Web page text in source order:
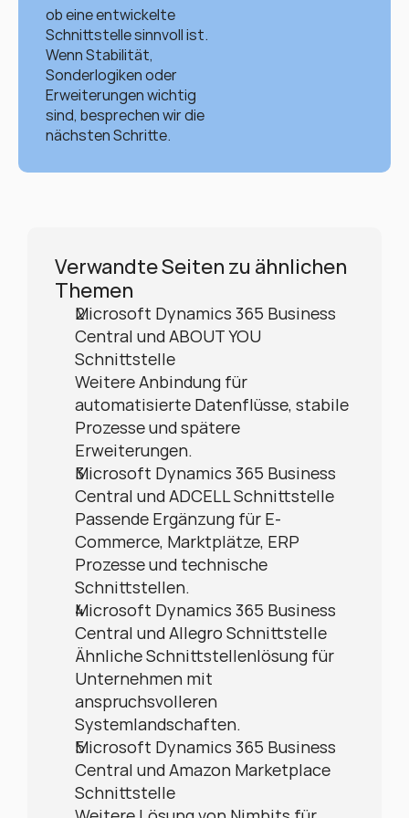
ob eine entwickelte
Schnittstelle sinnvoll ist.
Wenn Stabilität,
Sonderlogiken oder
Erweiterungen wichtig
sind, besprechen wir die
nächsten Schritte.
Verwandte Seiten zu ähnlichen
Themen
Microsoft Dynamics 365 Business
Central und ABOUT YOU
Schnittstelle
Weitere Anbindung für
automatisierte Datenflüsse, stabile
Prozesse und spätere
Erweiterungen.
Microsoft Dynamics 365 Business
Central und ADCELL Schnittstelle
Passende Ergänzung für E-
Commerce, Marktplätze, ERP
Prozesse und technische
Schnittstellen.
Microsoft Dynamics 365 Business
Central und Allegro Schnittstelle
Ähnliche Schnittstellenlösung für
Unternehmen mit
anspruchsvolleren
Systemlandschaften.
Microsoft Dynamics 365 Business
Central und Amazon Marketplace
Schnittstelle